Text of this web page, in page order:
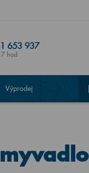
653 937
hod.
Výprodej